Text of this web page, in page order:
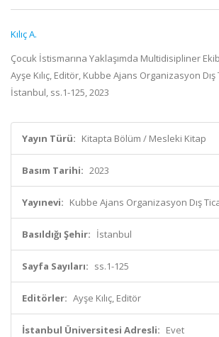
Kılıç A.
Çocuk İstismarına Yaklaşımda Multidisipliner
Ayşe Kılıç, Editör, Kubbe Ajans Organizasyon Dış
İstanbul, ss.1-125, 2023
Yayın Türü: Kitapta Bölüm / Mesleki Kitap
Basım Tarihi: 2023
Yayınevi: Kubbe Ajans Organizasyon Dış
Basıldığı Şehir: İstanbul
Sayfa Sayıları: ss.1-125
Editörler: Ayşe Kılıç, Editör
İstanbul Üniversitesi Adresli: Evet